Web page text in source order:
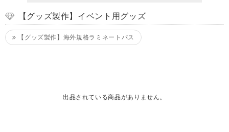
【グッズ製作】イベント用グッズ
【グッズ製作】海外規格ラミネートパス
出品されている商品がありません。